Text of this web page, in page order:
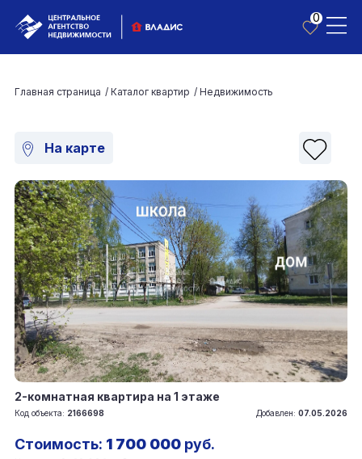
0
Главная страница / Каталог квартир / Недвижимость
На карте
2-комнатная квартира на 1 этаже
Код объекта: 2166698 Добавлен: 07.05.2026
Стоимость: 1 700 000 руб.